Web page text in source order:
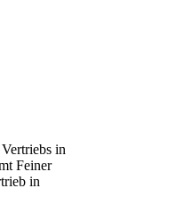
in
Feiner
in